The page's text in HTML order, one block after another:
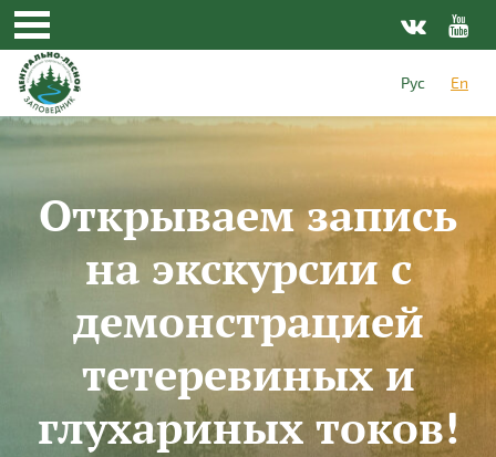
Skip to main content
Рус
En
Открываем запись
на экскурсии с
демонстрацией
тетеревиных и
глухариных токов!